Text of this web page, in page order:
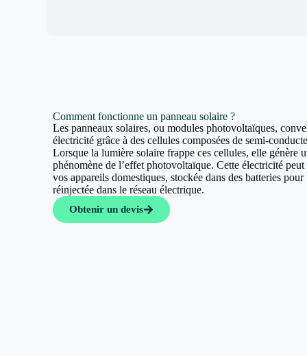
Comment fonctionne un panneau solaire ?
Les panneaux solaires, ou modules photovoltaïques,
électricité grâce à des cellules composées de semi-
Lorsque la lumière solaire frappe ces cellules, elle génère
phénomène de l’effet photovoltaïque. Cette électricité
vos appareils domestiques, stockée dans des batteries
réinjectée dans le réseau électrique.
Obtenir un devis